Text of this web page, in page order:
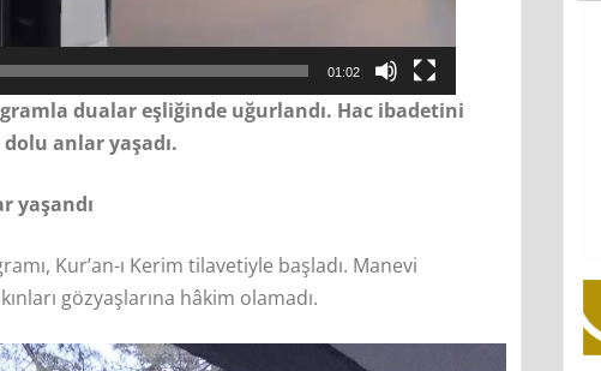
01:02
dualar eşliğinde uğurlandı. Hac ibadetini
anlar yaşadı.
yaşandı
Kur’an-ı Kerim tilavetiyle başladı. Manevi
gözyaşlarına hâkim olamadı.